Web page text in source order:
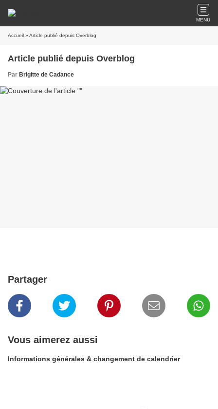
MENU
Accueil » Article publié depuis Overblog
Article publié depuis Overblog
Par Brigitte de Cadance
Partager
Vous aimerez aussi
Informations générales & changement de calendrier